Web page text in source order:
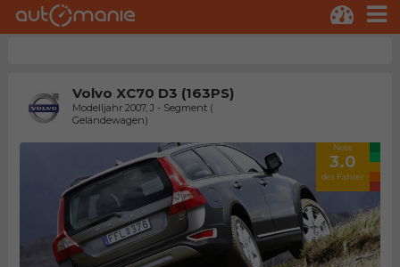
Volvo XC70 D3 (163PS)
Modelljahr 2007, J - Segment (
Geländewagen)
Note
3.0
der Fahrer